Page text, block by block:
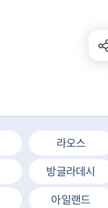
라오스
방글라데시
아일랜드